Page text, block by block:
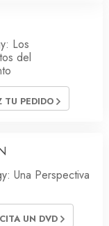
Los
del
TU PEDIDO
Una Perspectiva
UN DVD